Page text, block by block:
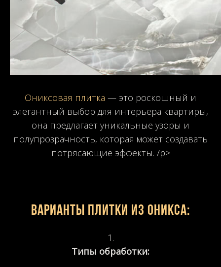
Ониксовая плитка — это роскошный и
элегантный выбор для интерьера квартиры,
она предлагает уникальные узоры и
полупрозрачность, которая может создавать
потрясающие эффекты. /p>
Варианты плитки из оникса:
Типы обработки: